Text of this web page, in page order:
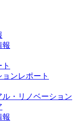
報
ョンレポート
ル・リノベーション
報